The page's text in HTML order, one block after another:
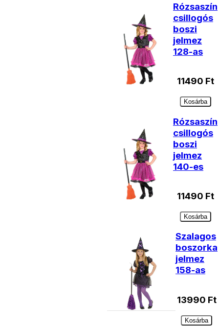
Rózsaszín
csillogós
boszi
jelmez
128-as
11490 Ft
Kosárba
Rózsaszín
csillogós
boszi
jelmez
140-es
11490 Ft
Kosárba
Szalagos
boszorka
jelmez
158-as
13990 Ft
Kosárba